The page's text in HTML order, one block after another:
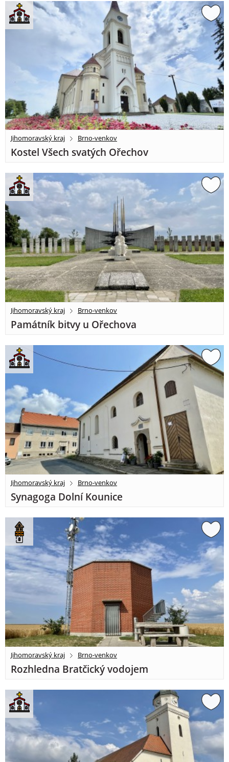
Jihomoravský kraj Brno-venkov
Kostel Všech svatých Ořechov
Jihomoravský kraj Brno-venkov
Památník bitvy u Ořechova
Jihomoravský kraj Brno-venkov
Synagoga Dolní Kounice
Jihomoravský kraj Brno-venkov
Rozhledna Bratčický vodojem